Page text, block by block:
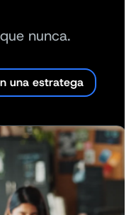
nunca.
una estratega